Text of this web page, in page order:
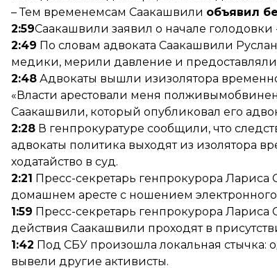
– Тем временемсам Саакашвили объявил
2:59Саакашвили заявил о начале голодовки
2:49 По словам адвоката Саакашвили
медики, мерили давление и предоставляли
2:48 Адвокаты вышли изизолятора
«Власти арестовали меня
Саакашвили, который опубликовал его
2:28 В генпрокуратуре сообщили, что
адвокаты политика выходят из изолятора
ходатайство в суд.
2:21 Пресс-секретарь генпрокурора Лариса
домашнем аресте с ношением
1:59 Пресс-секретарь генпрокурора Лариса
действия Саакашвили проходят в
1:42 Под СБУ произошла локальная стычка:
вывели другие активисты.